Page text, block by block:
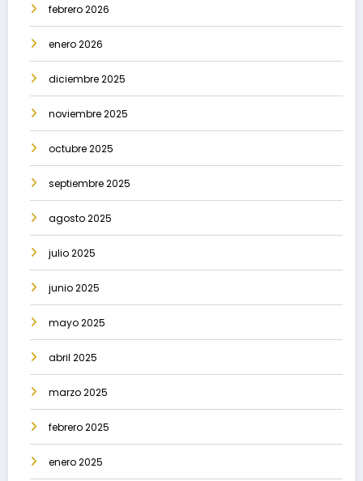
febrero 2026
enero 2026
diciembre 2025
noviembre 2025
octubre 2025
septiembre 2025
agosto 2025
julio 2025
junio 2025
mayo 2025
abril 2025
marzo 2025
febrero 2025
enero 2025